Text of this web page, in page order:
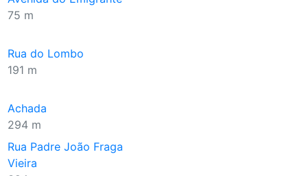
75 m
Rua do Lombo
191 m
Achada
294 m
Rua Padre João Fraga
Vieira